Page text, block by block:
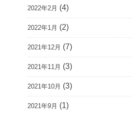
2022年2月 (4)
2022年1月 (2)
2021年12月 (7)
2021年11月 (3)
2021年10月 (3)
2021年9月 (1)